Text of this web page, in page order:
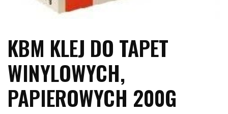
KBM KLEJ DO TAPET
WINYLOWYCH,
PAPIEROWYCH 200G